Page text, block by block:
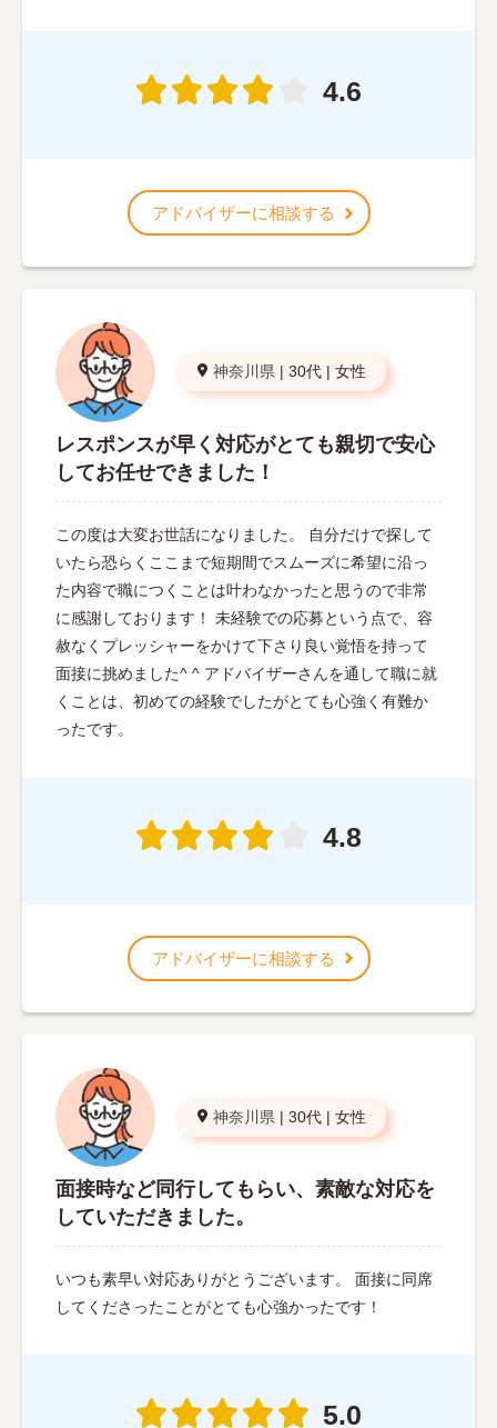
4.6
アドバイザーに相談する
神奈川県 | 30代 | 女性
レスポンスが早く対応がとても親切で安心
してお任せできました！
この度は大変お世話になりました。 自分だけで探して
いたら恐らくここまで短期間でスムーズに希望に沿っ
た内容で職につくことは叶わなかったと思うので非常
に感謝しております！ 未経験での応募という点で、容
赦なくプレッシャーをかけて下さり良い覚悟を持って
面接に挑めました^ ^ アドバイザーさんを通して職に就
くことは、初めての経験でしたがとても心強く有難か
ったです。
4.8
アドバイザーに相談する
神奈川県 | 30代 | 女性
面接時など同行してもらい、素敵な対応を
していただきました。
いつも素早い対応ありがとうございます。 面接に同席
してくださったことがとても心強かったです！
5.0